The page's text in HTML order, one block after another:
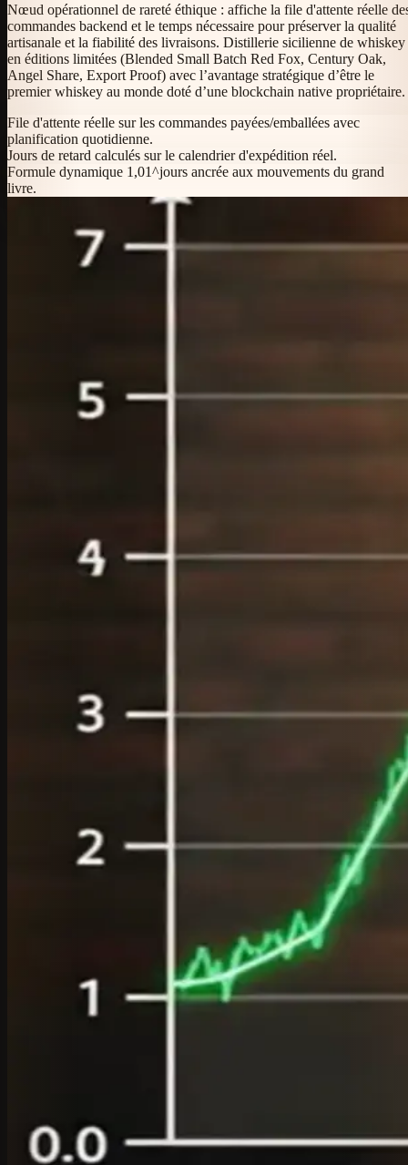
Nœud opérationnel de rareté éthique : affiche la file d'attente réelle
commandes backend et le temps nécessaire pour préserver la qualité
artisanale et la fiabilité des livraisons. Distillerie sicilienne de whiskey
en éditions limitées (Blended Small Batch Red Fox, Century Oak,
Angel Share, Export Proof) avec l’avantage stratégique d’être le
premier whiskey au monde doté d’une blockchain native propriétaire.
File d'attente réelle sur les commandes payées/emballées avec
planification quotidienne.
Jours de retard calculés sur le calendrier d'expédition réel.
Formule dynamique 1,01^jours ancrée aux mouvements du grand
livre.